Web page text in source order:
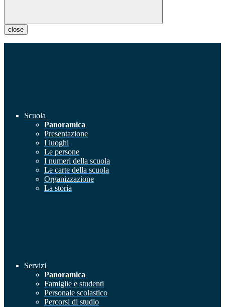
close
Scuola
Panoramica
Presentazione
I luoghi
Le persone
I numeri della scuola
Le carte della scuola
Organizzazione
La storia
Servizi
Panoramica
Famiglie e studenti
Personale scolastico
Percorsi di studio